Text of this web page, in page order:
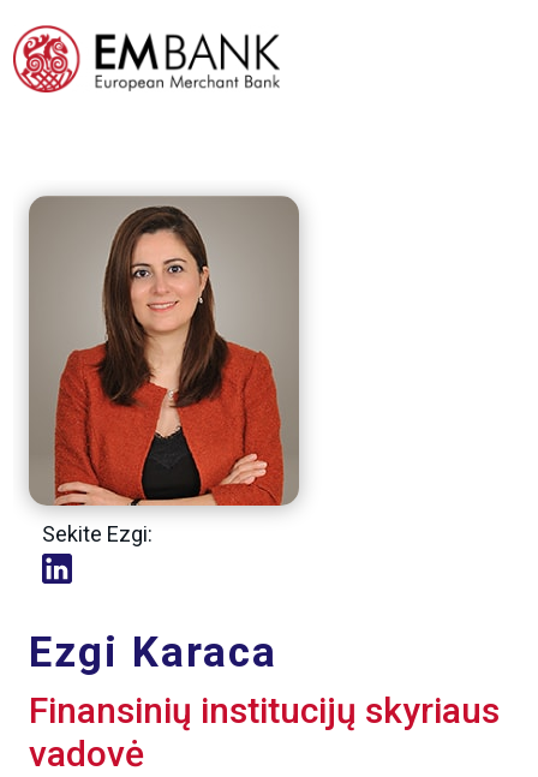
Sekite Ezgi:
Ezgi Karaca
Finansinių institucijų skyriaus
vadovė